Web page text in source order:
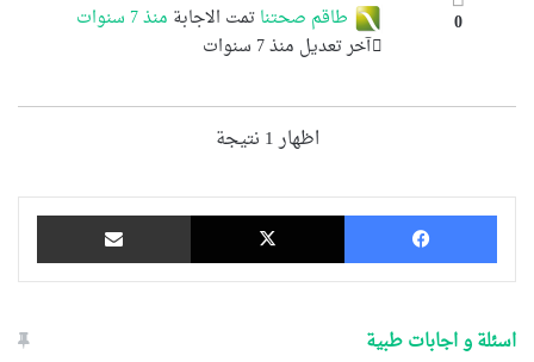
0 طاقم صحتناتمت الاجابة منذ 7 سنوات
آخر تعديل منذ 7 سنوات
اظهار 1 نتيجة
فيسبوك ‫X
اسئلة و اجابات طبية